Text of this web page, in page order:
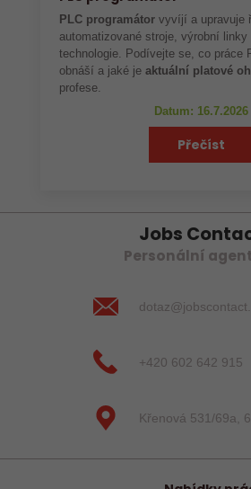
PLC programátor vyvíjí a upravuje
automatizované stroje, výrobní linky
technologie. Podívejte se, co práce
obnáší a jaké je aktuální platové
profese.
Datum: 16.7.2026
Přečíst
Jobs
Personální
+420 602 642 915
Křenová 531/69a,